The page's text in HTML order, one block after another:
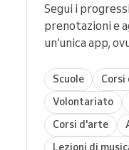
Segui i
prenotazioni e
un’unica app,
Scuole Corsi
Volontariato
Corsi d'arte
Lezioni di